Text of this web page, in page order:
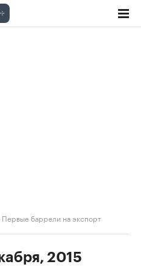
баррели на экспорт
2015